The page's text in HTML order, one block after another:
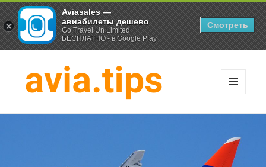
Aviasales —
авиабилеты дешево
Go Travel Un Limited
БЕСПЛАТНО - в Google Play
Смотреть